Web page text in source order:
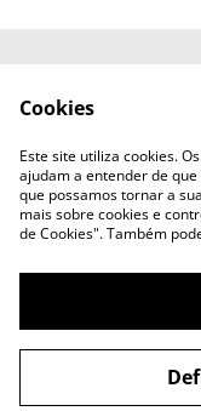
©2026.
Cookies
Este site utiliza cookies.
ajudam a entender de
que possamos tornar a
mais sobre cookies e
de Cookies". Também